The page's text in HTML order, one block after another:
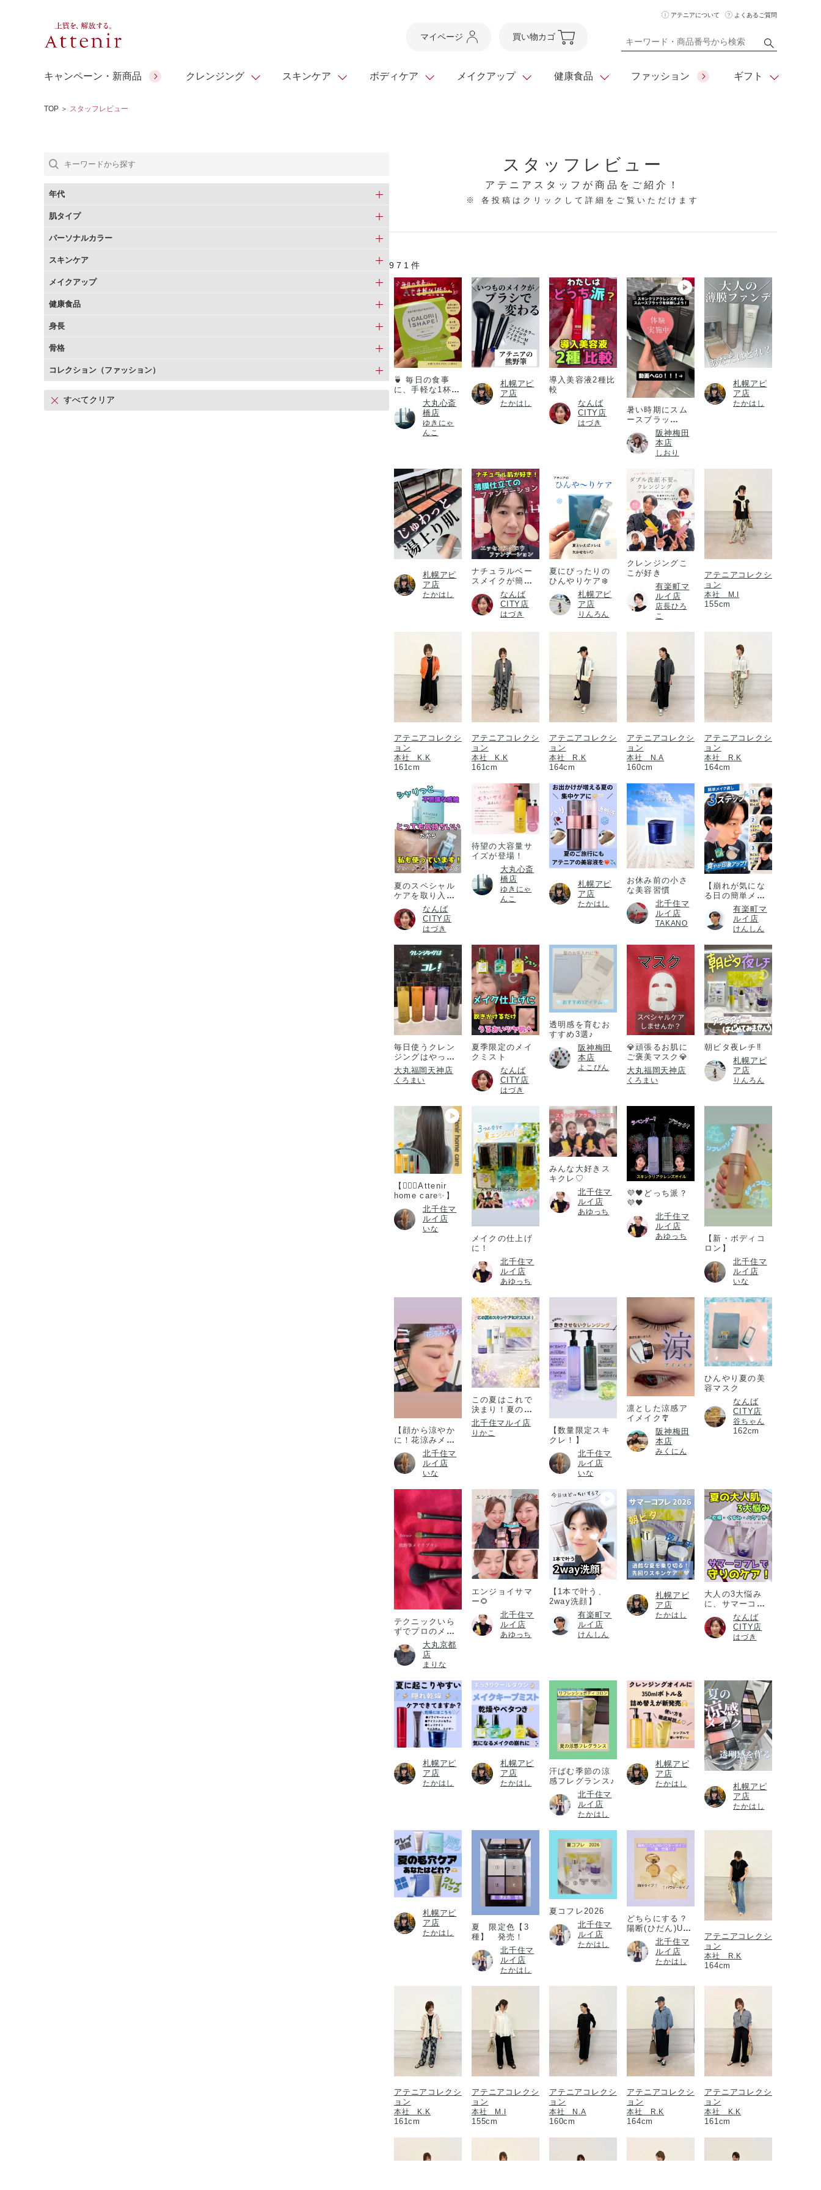
アテニアについて よくあるご質問
マイページ 買い物カゴ
キャンペーン・新商品 クレンジング
お友達紹介サービス
スキンケア
チェックで選ぶ
クレンジング
化粧水
乳液・ジェル・クリーム 美容液・クリーム
ボディケア
アロマリチュアル
＆エイジングケア
ボディケア・ハンドケア
・フレグランス
メイクアップ
Make Look
アイメイク
フェイスカラー
リップメイク メイクグッズ
健康食品
コラーゲン
ル
ビューティシリーズ ダイエットシリーズ
青汁シリーズ ベーシックシリーズ
ヘルスシリーズ 全商品一覧
ファッション ギフト
シーンから選ぶ
スキンクリア クレンズ
オイル 専用ギフト
贈れるeギフト
TOP ＞ スタッフレビュー
年代
肌タイプ
パーソナルカラー
スキンケア
メイクアップ
健康食品
身長
骨格
コレクション（ファッション）
すべてクリア
スタッフレビュー
アテニアスタッフが商品をご紹介！
※ 各投稿はクリックして詳細をご覧いただけます
971件
🍵 毎日の食事
に、手軽な1杯
大丸心斎
橋店
ゆきにゃ
んこ
札幌アピ
ア店
たかはし
導入美容液2種比
較
なんば
CITY店
はづき
暑い時期にスム
ースブラッ
ク！！！阪神梅田
本店
しおり
札幌アピ
ア店
たかはし
札幌アピ
ア店
たかはし
ナチュラルベー
スメイクが簡単
なんば
CITY店
はづき
夏にぴったりの
ひんやりケア❄️
札幌アピ
ア店
りんろん
クレンジングこ
こが好き
有楽町マ
ルイ店
店長ひろ
こ
アテニアコレクシ
ョン
本社 M.I
155cm
アテニアコレクシ
ョン
本社 K.K
161cm
アテニアコレクシ
ョン
本社 K.K
161cm
アテニアコレクシ
ョン
本社 R.K
164cm
アテニアコレクシ
ョン
本社 N.A
160cm
アテニアコレクシ
ョン
本社 R.K
164cm
夏のスペシャル
ケアを取り入れ
たい方必見！
なんば
CITY店
はづき
待望の大容量サ
イズが登場！
大丸心斎
橋店
ゆきにゃ
んこ
札幌アピ
ア店
たかはし
お休み前の小さ
な美容習慣
北千住マ
ルイ店
TAKANO
【崩れが気にな
る日の簡単メイ
ク直し】有楽町マ
ルイ店
けんしん
毎日使うクレン
ジングはやっぱ
りアテニア💎
大丸福岡天神店
くろまい
夏季限定のメイ
クミスト
なんば
CITY店
はづき
透明感を育むお
すすめ3選♪
阪神梅田
本店
よこぴん
💎頑張るお肌に
ご褒美マスク💎
大丸福岡天神店
くろまい
朝ビタ夜レチ‼️
札幌アピ
ア店
りんろん
【💆🏻‍♀️Attenir
home care✨】
北千住マ
ルイ店
いな
メイクの仕上げ
に！
北千住マ
ルイ店
あゆっち
みんな大好きス
キクレ♡
北千住マ
ルイ店
あゆっち
💜🖤どっち派？
💜🖤
北千住マ
ルイ店
あゆっち
【新・ボディコ
ロン】
北千住マ
ルイ店
いな
【顔から涼やか
に！花涼みメイ
北千住マ
ルイ店
いな
この夏はこれで
決まり！夏のコ
フレ！
北千住マルイ店
りかこ
【数量限定スキ
クレ！】
北千住マ
ルイ店
いな
凛とした涼感ア
イメイク🎐
阪神梅田
本店
みくにん
ひんやり夏の美
容マスク
なんば
CITY店
谷ちゃん
162cm
テクニックいら
ずでプロのメイ
ク仕上がりを✨
大丸京都
店
まりな
エンジョイサマ
ー🌻
北千住マ
ルイ店
あゆっち
【1本で叶う、
2way洗顔】
有楽町マ
ルイ店
けんしん
札幌アピ
ア店
たかはし
大人の3大悩み
に、サマーコフ
なんば
CITY店
はづき
札幌アピ
ア店
たかはし
札幌アピ
ア店
たかはし
汗ばむ季節の涼
感フレグランス♪
北千住マ
ルイ店
たかはし
札幌アピ
ア店
たかはし
札幌アピ
ア店
たかはし
札幌アピ
ア店
たかはし
夏 限定色【3
種】 発売！
北千住マ
ルイ店
たかはし
夏コフレ2026
北千住マ
ルイ店
たかはし
どちらにする？
陽断(ひだん)UV
パウダー北千住マ
ルイ店
たかはし
アテニアコレクシ
ョン
本社 R.K
164cm
アテニアコレクシ
ョン
本社 K.K
161cm
アテニアコレクシ
ョン
本社 M.I
155cm
アテニアコレクシ
ョン
本社 N.A
160cm
アテニアコレクシ
ョン
本社 R.K
164cm
アテニアコレクシ
ョン
本社 K.K
161cm